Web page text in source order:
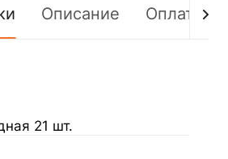
Описание Оплата
21 шт.